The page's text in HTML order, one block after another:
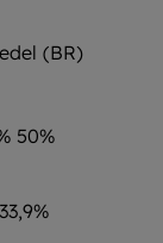
(BR)
50%